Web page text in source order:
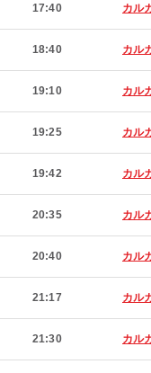
17:40 カル
18:40 カル
19:10 カル
19:25 カル
19:42 カル
20:35 カル
20:40 カル
21:17 カル
21:30 カル